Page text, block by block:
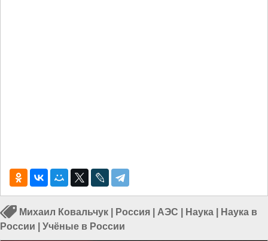
Михаил Ковальчук Россия АЭС Наука
Наука в
России
Учёные в России